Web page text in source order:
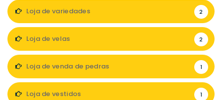
Loja de variedades 2
Loja de velas 2
Loja de venda de pedras 1
Loja de vestidos 1